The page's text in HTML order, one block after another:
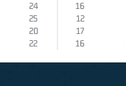
24
16
25
12
20
17
22
16